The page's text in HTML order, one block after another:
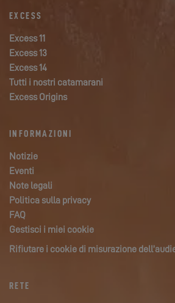
EXCESS
Excess 11
Excess 13
Excess 14
Tutti i nostri catamarani
Excess Origins
INFORMAZIONI
Notizie
Eventi
Note legali
Politica sulla privacy
FAQ
Gestisci i miei cookie
Rifiutare i cookie di misurazione
RETE